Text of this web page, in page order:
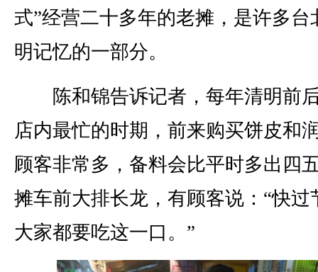
式”经营二十多年的老摊，是许多台
明记忆的一部分。
陈和锦告诉记者，每年清明前
店内最忙的时期，前来购买饼皮和
顾客非常多，备料会比平时多出四
摊车前大排长龙，有顾客说：“快过
大家都要吃这一口。”